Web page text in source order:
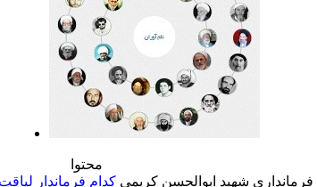
محتوا
شهید ابوالحسن کریمی